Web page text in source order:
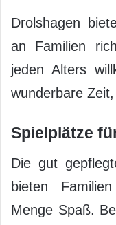
Drolshagen
an Familien
jeden Alters
wunderbare
Spielplätze
Die gut
bieten
Menge Spaß.